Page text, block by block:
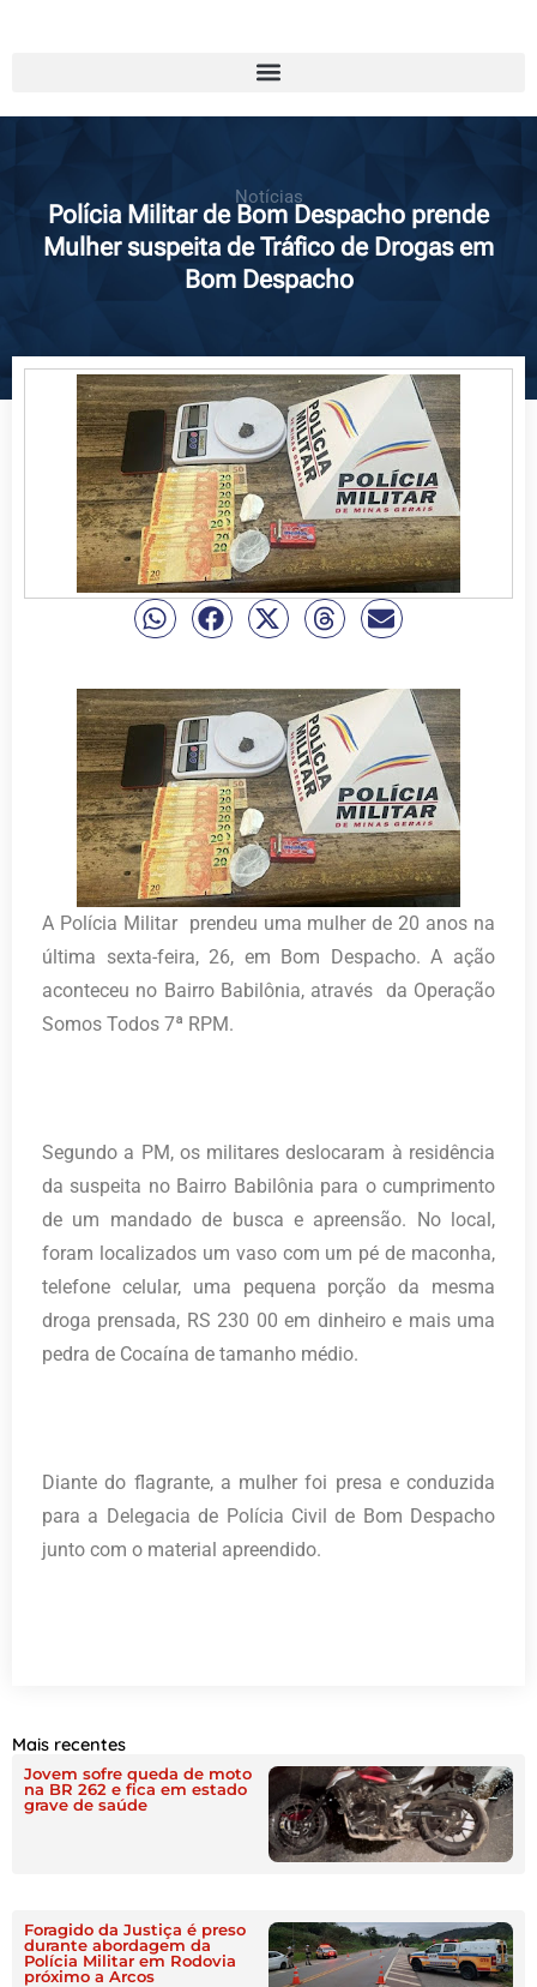
Notícias
Polícia Militar de Bom Despacho prende
Mulher suspeita de Tráfico de Drogas em
Bom Despacho
A Polícia Militar prendeu uma mulher de 20 anos na
última sexta-feira, 26, em Bom Despacho. A ação
aconteceu no Bairro Babilônia, através da Operação
Somos Todos 7ª RPM.
Segundo a PM, os militares deslocaram à residência
da suspeita no Bairro Babilônia para o cumprimento
de um mandado de busca e apreensão. No local,
foram localizados um vaso com um pé de maconha,
telefone celular, uma pequena porção da mesma
droga prensada, RS 230 00 em dinheiro e mais uma
pedra de Cocaína de tamanho médio.
Diante do flagrante, a mulher foi presa e conduzida
para a Delegacia de Polícia Civil de Bom Despacho
junto com o material apreendido.
Mais recentes
Jovem sofre queda de moto
na BR 262 e fica em estado
grave de saúde
Foragido da Justiça é preso
durante abordagem da
Polícia Militar em Rodovia
próximo a Arcos